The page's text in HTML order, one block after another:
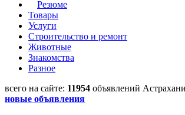
Резюме
Товары
Услуги
Строительство и ремонт
Животные
Знакомства
Разное
всего на сайте: 11954 объявлений Астрахани
новые объявления